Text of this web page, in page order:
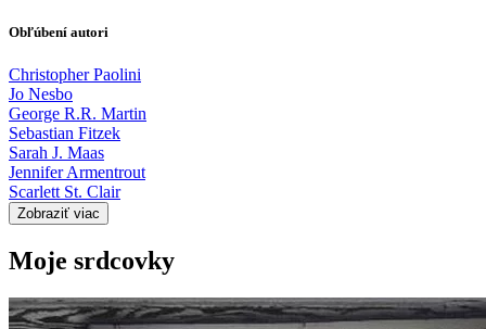
Obľúbení autori
Christopher Paolini
Jo Nesbo
George R.R. Martin
Sebastian Fitzek
Sarah J. Maas
Jennifer Armentrout
Scarlett St. Clair
Zobraziť viac
Moje srdcovky